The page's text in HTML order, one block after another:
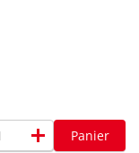
add Panier